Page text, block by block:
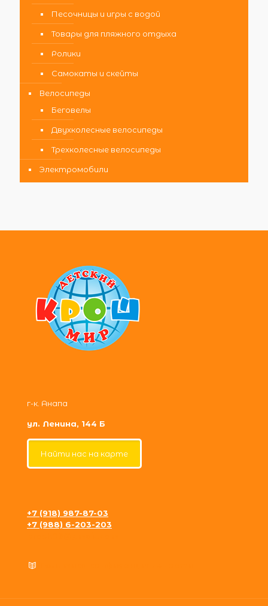
Песочницы и игры с водой
Товары для пляжного отдыха
Ролики
Самокаты и скейты
Велосипеды
Беговелы
Двухколесные велосипеды
Трехколесные велосипеды
Электромобили
г-к. Анапа
ул. Ленина, 144 Б
Найти нас на карте
+7 (918) 987-87-03
+7 (988) 6-203-203